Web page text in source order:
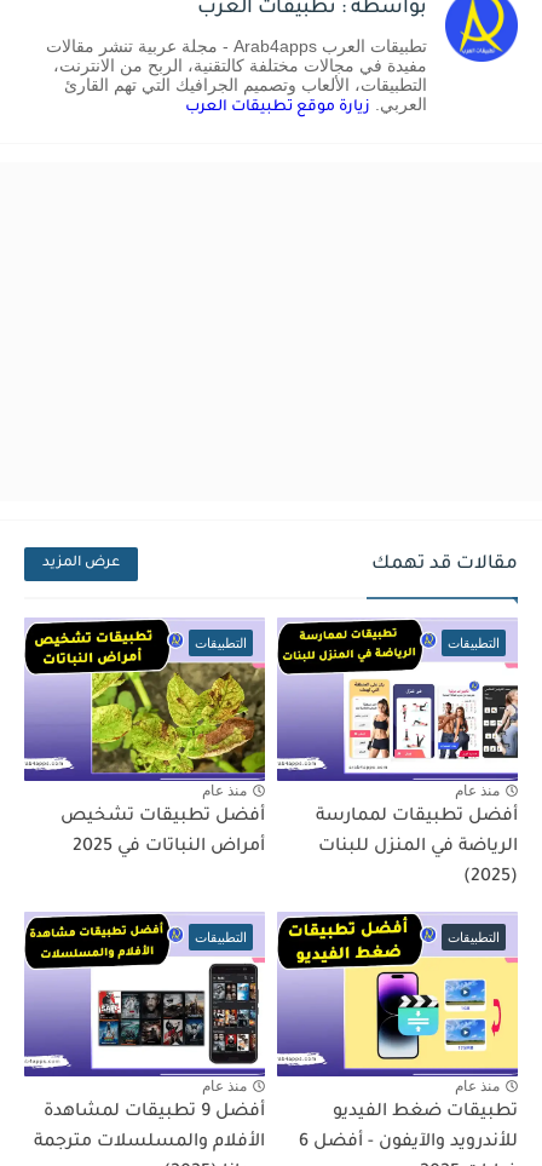
بواسطة : تطبيقات العرب
تطبيقات العرب Arab4apps - مجلة عربية تنشر مقالات
مفيدة في مجالات مختلفة كالتقنية، الربح من الانترنت،
التطبيقات، الألعاب وتصميم الجرافيك التي تهم القارئ
العربي.
زيارة موقع تطبيقات العرب
مقالات قد تهمك عرض المزيد
التطبيقات
منذ عام
أفضل تطبيقات لممارسة
الرياضة في المنزل للبنات
(2025)
التطبيقات
منذ عام
أفضل تطبيقات تشخيص
أمراض النباتات في 2025
التطبيقات
منذ عام
تطبيقات ضغط الفيديو
للأندرويد والآيفون - أفضل 6
التطبيقات
منذ عام
أفضل 9 تطبيقات لمشاهدة
الأفلام والمسلسلات مترجمة